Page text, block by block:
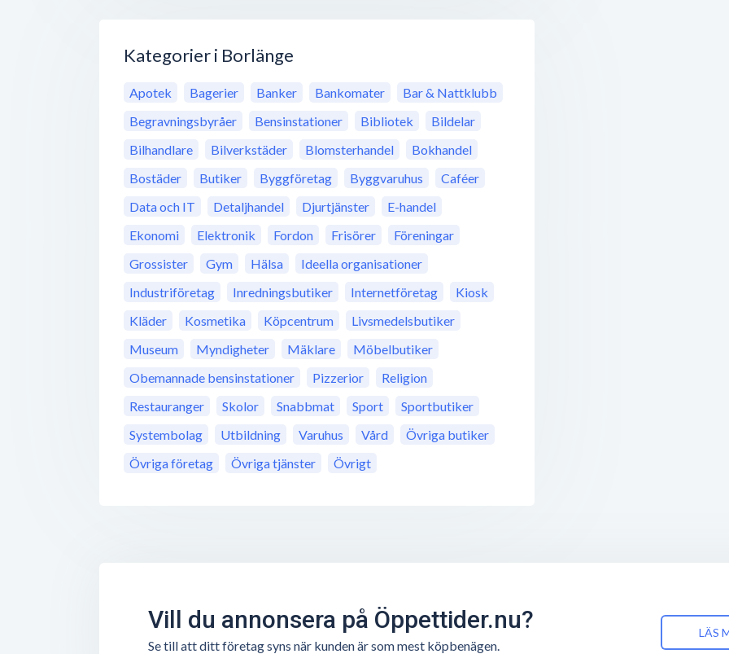
Kategorier i Borlänge
Apotek Bagerier Banker Bankomater
Bar & Nattklubb
Begravningsbyråer
Bensinstationer Bibliotek
Bildelar
Bilhandlare
Bilverkstäder Blomsterhandel
Bokhandel
Bostäder
Butiker Byggföretag Byggvaruhus
Caféer
Data och IT
Detaljhandel Djurtjänster
E-handel
Ekonomi
Elektronik Fordon Frisörer
Föreningar
Grossister
Gym Hälsa
Ideella organisationer
Industriföretag
Inredningsbutiker Internetföretag
Kiosk
Kläder
Kosmetika Köpcentrum
Livsmedelsbutiker
Museum
Myndigheter Mäklare
Möbelbutiker
Obemannade bensinstationer
Pizzerior
Religion
Restauranger
Skolor Snabbmat Sport
Sportbutiker
Systembolag
Utbildning Varuhus Vård
Övriga butiker
Övriga företag
Övriga tjänster Övrigt
Vill du annonsera på Öppettider.nu?
Se till att ditt företag syns när kunden är som mest köpbenägen.
LÄS